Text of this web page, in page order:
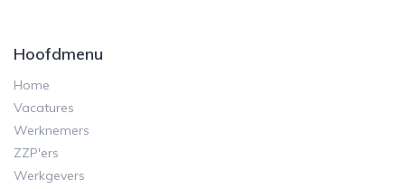
Hoofdmenu
Home
Vacatures
Werknemers
ZZP'ers
Werkgevers